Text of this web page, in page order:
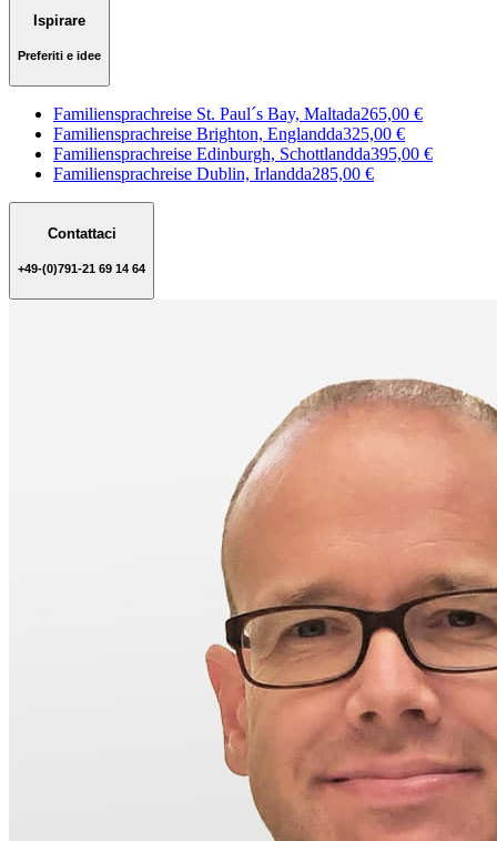
Ispirare
Preferiti e idee
Familiensprachreise St. Paul´s Bay, Maltada265,00 €
Familiensprachreise Brighton, Englandda325,00 €
Familiensprachreise Edinburgh, Schottlandda395,00 €
Familiensprachreise Dublin, Irlandda285,00 €
Contattaci
+49-(0)791-21 69 14 64